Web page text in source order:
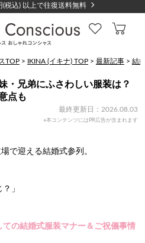
税込) 以上で往復送料無料
TOP > IKINA (イキナ) TOP > 最新記事 > 結
・兄弟にふさわしい服装は？
点も
最終更新日：2026.08.03
※本コンテンツにはPR広告が含まれます
で迎える結婚式参列。
」
ての結婚式服装マナー＆ご祝儀事情